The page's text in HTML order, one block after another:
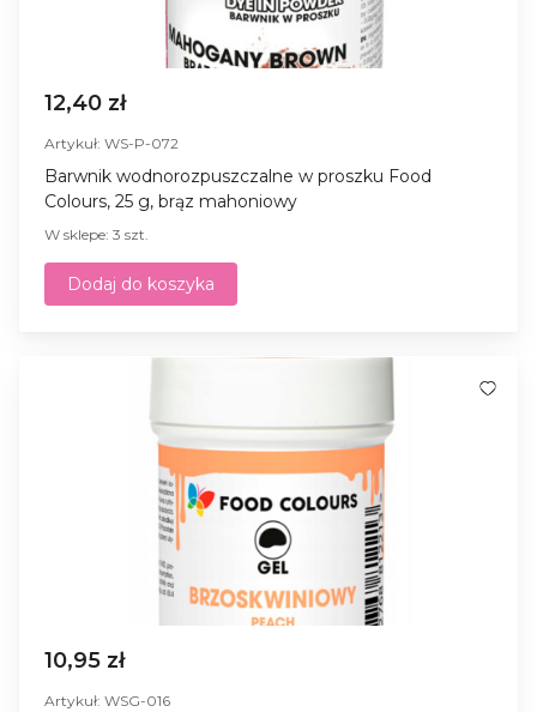
12,40 zł
Artykuł: WS-P-072
Barwnik wodnorozpuszczalne w proszku Food
Colours, 25 g, brąz mahoniowy
W sklepe: 3 szt.
Dodaj do koszyka
10,95 zł
Artykuł: WSG-016